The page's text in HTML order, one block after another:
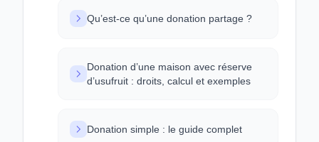
Qu’est-ce qu’une donation partage ?
Donation d’une maison avec réserve
d’usufruit : droits, calcul et exemples
Donation simple : le guide complet